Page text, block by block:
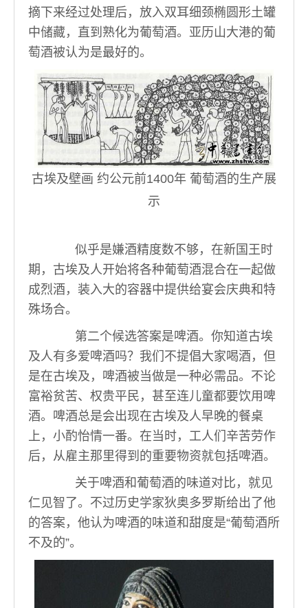
摘下来经过处理后，放入双耳细颈椭圆形土罐
中储藏，直到熟化为葡萄酒。亚历山大港的葡
萄酒被认为是最好的。
古埃及壁画 约公元前1400年 葡萄酒的生产展
示
似乎是嫌酒精度数不够，在新国王时
期，古埃及人开始将各种葡萄酒混合在一起做
成烈酒，装入大的容器中提供给宴会庆典和特
殊场合。
第二个候选答案是啤酒。你知道古埃
及人有多爱啤酒吗？我们不提倡大家喝酒，但
是在古埃及，啤酒被当做是一种必需品。不论
富裕贫苦、权贵平民，甚至连儿童都要饮用啤
酒。啤酒总是会出现在古埃及人早晚的餐桌
上，小酌怡情一番。在当时，工人们辛苦劳作
后，从雇主那里得到的重要物资就包括啤酒。
关于啤酒和葡萄酒的味道对比，就见
仁见智了。不过历史学家狄奥多罗斯给出了他
的答案，他认为啤酒的味道和甜度是“葡萄酒所
不及的”。